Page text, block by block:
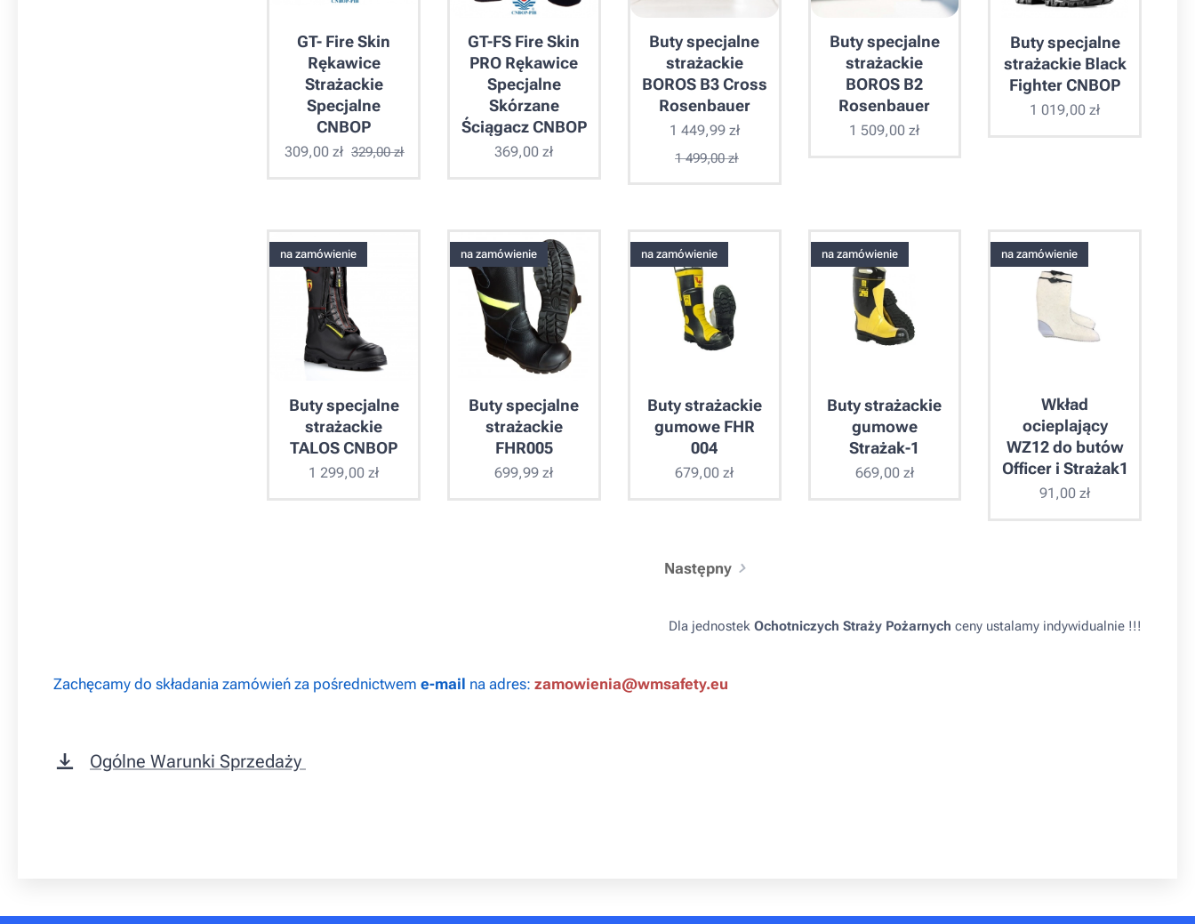
GT- Fire Skin
Rękawice
Strażackie
Specjalne
CNBOP
309,00zł 329,00zł
GT-FS Fire Skin
PRO Rękawice
Specjalne
Skórzane
Ściągacz CNBOP
369,00 zł
Buty specjalne
strażackie
BOROS B3 Cross
Rosenbauer
1 449,99zł
1 499,00zł
Buty specjalne
strażackie
BOROS B2
Rosenbauer
1 509,00 zł
Buty specjalne
strażackie Black
Fighter CNBOP
1 019,00 zł
Buty specjalne
strażackie
TALOS CNBOP
na zamówienie
1 299,00 zł
Buty specjalne
strażackie
FHR005
na zamówienie
699,99 zł
Buty strażackie
gumowe FHR
004
na zamówienie
679,00 zł
Buty strażackie
gumowe
Strażak-1
na zamówienie
669,00zł
Wkład
ocieplający
WZ12 do butów
Officer i Strażak1
na zamówienie
91,00 zł
Następny
Dla jednostek Ochotniczych Straży Pożarnych ceny ustalamy indywidualnie !!!
Zachęcamy do składania zamówień za pośrednictwem e-mail na adres: zamowienia@wmsafety.eu
Ogólne Warunki Sprzedaży